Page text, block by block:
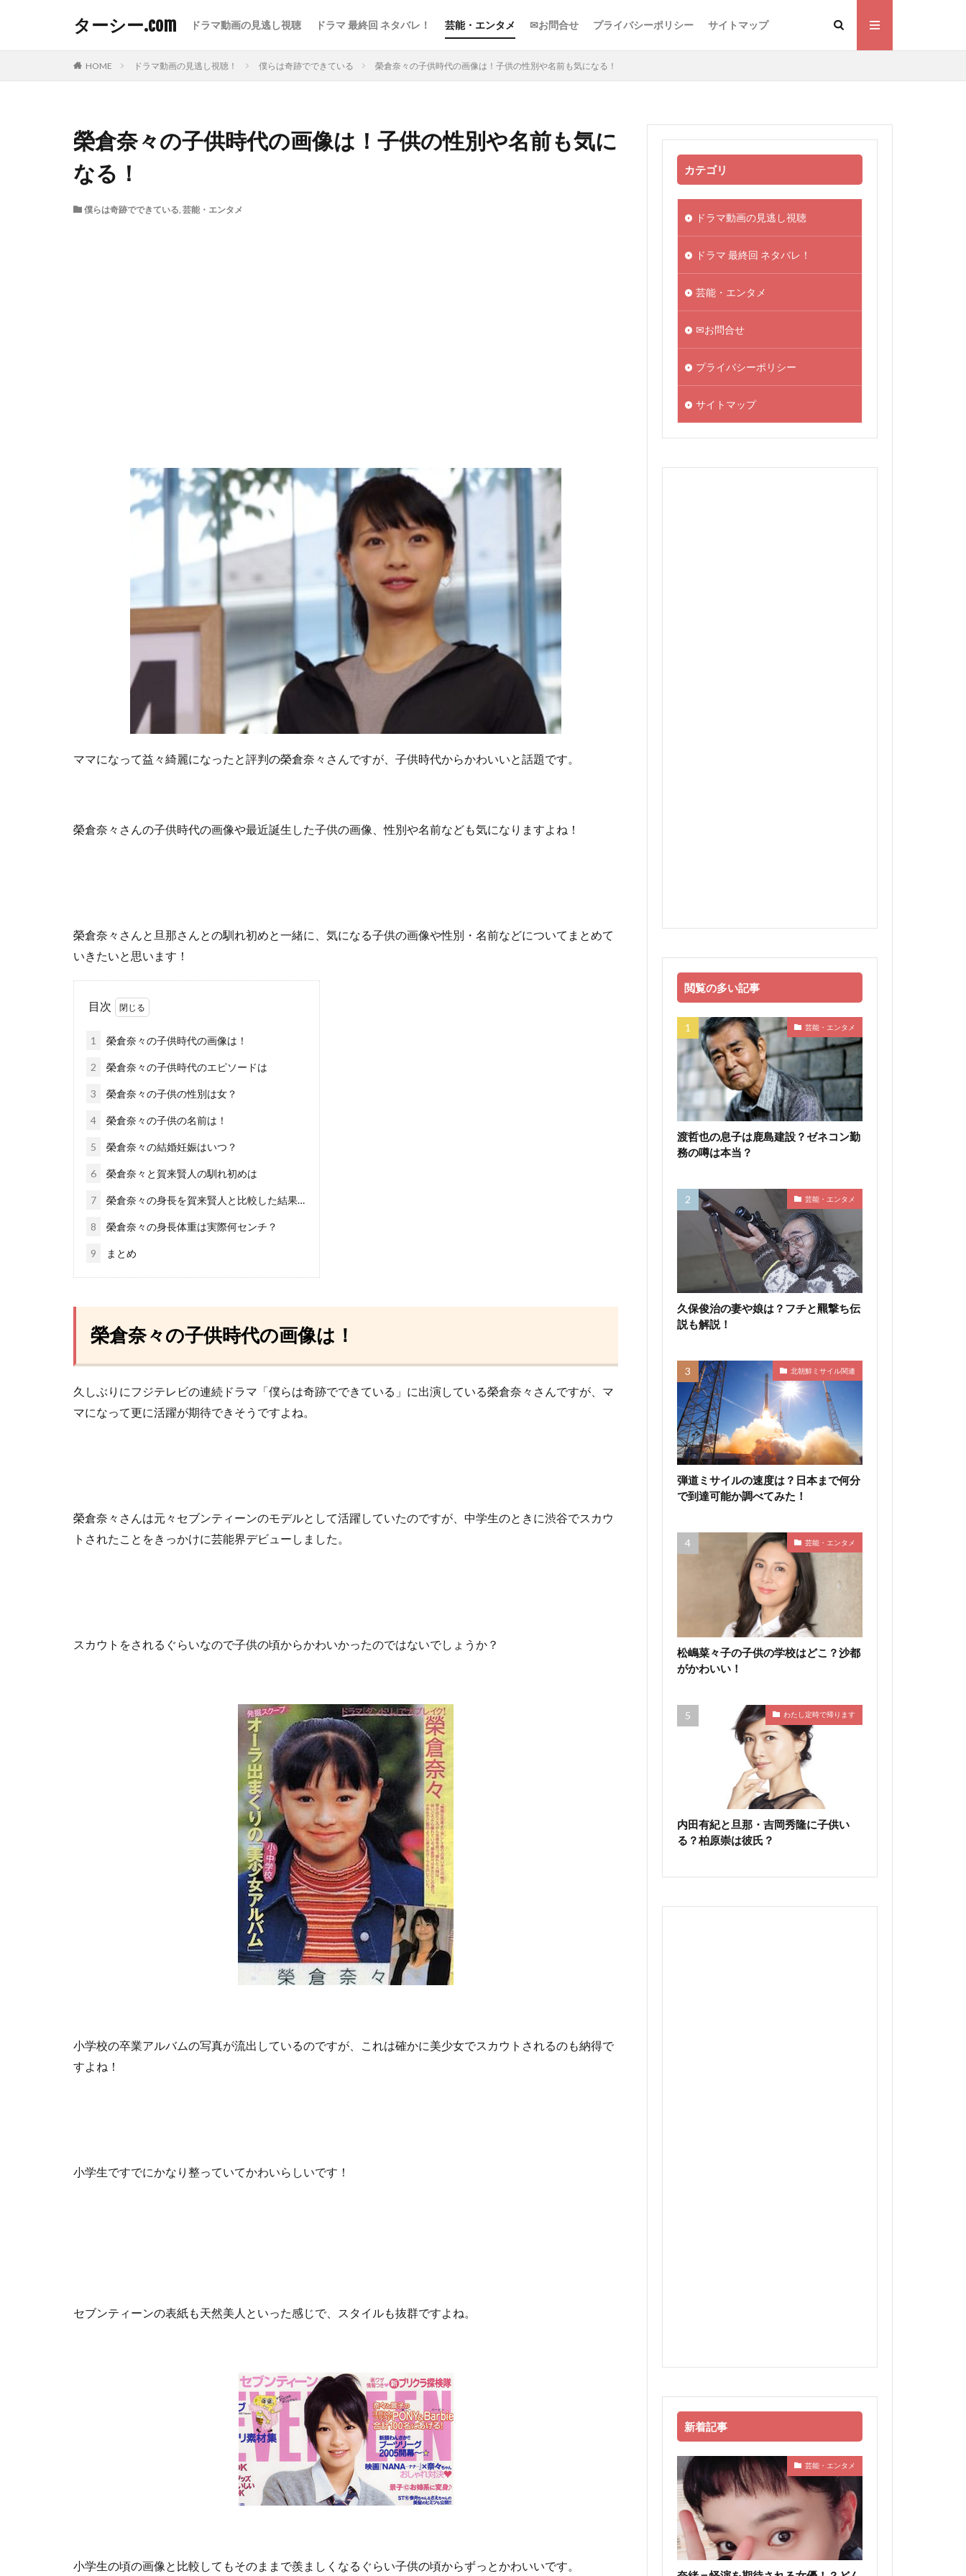
ターシー.com ドラマ動画の見逃し視聴 ドラマ 最終回 ネタバレ！ 芸能・エンタメ ✉お問合せ プライバシーポリシー サイトマップ
HOME ドラマ動画の見逃し視聴！ 僕らは奇跡でできている 榮倉奈々の子供時代の画像は！子供の性別や名前も気になる！
榮倉奈々の子供時代の画像は！子供の性別や名前も気に
なる！
僕らは奇跡でできている, 芸能・エンタメ
ママになって益々綺麗になったと評判の榮倉奈々さんですが、子供時代からかわいいと話題です。
榮倉奈々さんの子供時代の画像や最近誕生した子供の画像、性別や名前なども気になりますよね！
榮倉奈々さんと旦那さんとの馴れ初めと一緒に、気になる子供の画像や性別・名前などについてまとめて
いきたいと思います！
目次
1 榮倉奈々の子供時代の画像は！
2 榮倉奈々の子供時代のエピソードは
3 榮倉奈々の子供の性別は女？
4 榮倉奈々の子供の名前は！
5 榮倉奈々の結婚妊娠はいつ？
6 榮倉奈々と賀来賢人の馴れ初めは
7 榮倉奈々の身長を賀来賢人と比較した結果…
8 榮倉奈々の身長体重は実際何センチ？
9 まとめ
榮倉奈々の子供時代の画像は！
久しぶりにフジテレビの連続ドラマ「僕らは奇跡でできている」に出演している榮倉奈々さんですが、マ
マになって更に活躍が期待できそうですよね。
榮倉奈々さんは元々セブンティーンのモデルとして活躍していたのですが、中学生のときに渋谷でスカウ
トされたことをきっかけに芸能界デビューしました。
スカウトをされるぐらいなので子供の頃からかわいかったのではないでしょうか？
小学校の卒業アルバムの写真が流出しているのですが、これは確かに美少女でスカウトされるのも納得で
すよね！
小学生ですでにかなり整っていてかわいらしいです！
セブンティーンの表紙も天然美人といった感じで、スタイルも抜群ですよね。
小学生の頃の画像と比較してもそのままで羨ましくなるぐらい子供の頃からずっとかわいいです。
カテゴリ
ドラマ動画の見逃し視聴
ドラマ 最終回 ネタバレ！
芸能・エンタメ
✉お問合せ
プライバシーポリシー
サイトマップ
閲覧の多い記事
芸能・エンタメ
渡哲也の息子は鹿島建設？ゼネコン勤
務の噂は本当？
芸能・エンタメ
久保俊治の妻や娘は？フチと羆撃ち伝
説も解説！
北朝鮮ミサイル関連
弾道ミサイルの速度は？日本まで何分
で到達可能か調べてみた！
芸能・エンタメ
松嶋菜々子の子供の学校はどこ？沙都
がかわいい！
わたし定時で帰ります
内田有紀と旦那・吉岡秀隆に子供い
る？柏原崇は彼氏？
新着記事
芸能・エンタメ